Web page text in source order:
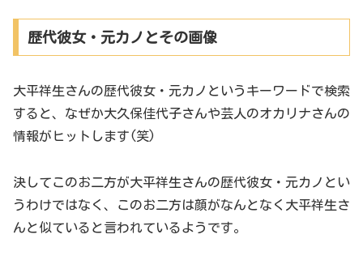
歴代彼女・元カノとその画像
大平祥生さんの歴代彼女・元カノというキーワードで検索
すると、なぜか大久保佳代子さんや芸人のオカリナさんの
情報がヒットします(笑)
決してこのお二方が大平祥生さんの歴代彼女・元カノとい
うわけではなく、このお二方は顔がなんとなく大平祥生さ
んと似ていると言われているようです。